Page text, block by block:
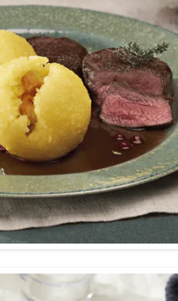
mit einer fruchtigen